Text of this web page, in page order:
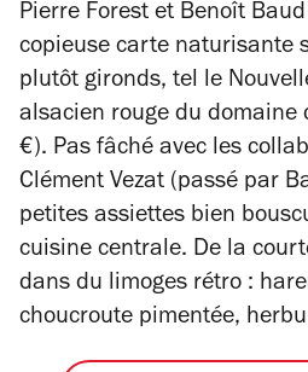
Pierre Forest et Benoît
copieuse carte naturisante
plutôt gironds, tel le
alsacien rouge du domaine
€). Pas fâché avec les
Clément Vezat (passé par
petites assiettes bien
cuisine centrale. De la
dans du limoges rétro :
choucroute pimentée,